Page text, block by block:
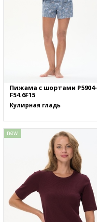
Пижама с шортами P5904-
F54.6F15
Кулирная гладь
new